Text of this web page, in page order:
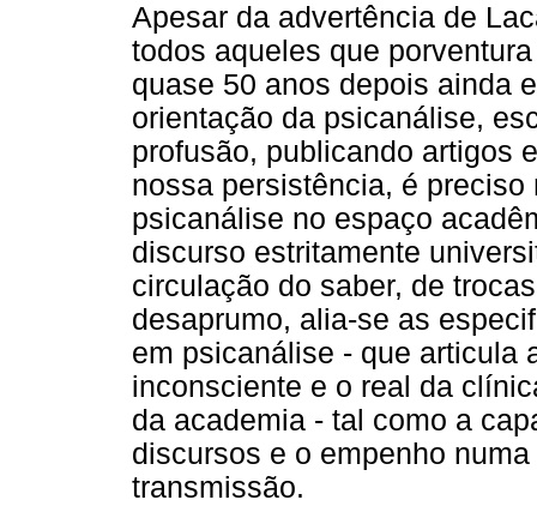
Apesar da advertência de
todos aqueles que
quase 50 anos depois ainda
orientação da psicanálise,
profusão, publicando artigos
nossa persistência, é
psicanálise no espaço
discurso estritamente
circulação do saber, de
desaprumo, alia-se as
em psicanálise - que articula
inconsciente e o real da
da academia - tal como a
discursos e o empenho
transmissão.